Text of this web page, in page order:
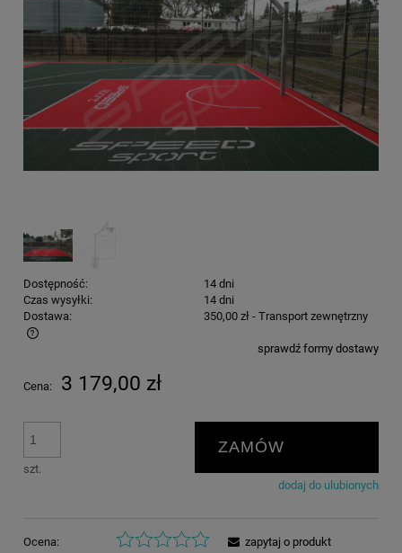
Dostępność:
14 dni
Czas wysyłki:
14 dni
Dostawa:
350,00 zł - Transport zewnętrzny
Cena nie zawiera ewentualnych kosztów płatnościsprawdź formy dostawy
Cena: 3 179,00 zł
szt.
ZAMÓW
dodaj do ulubionych
Ocena:
zapytaj o produkt